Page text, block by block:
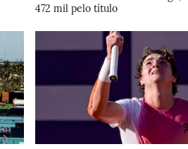
472 mil pelo título